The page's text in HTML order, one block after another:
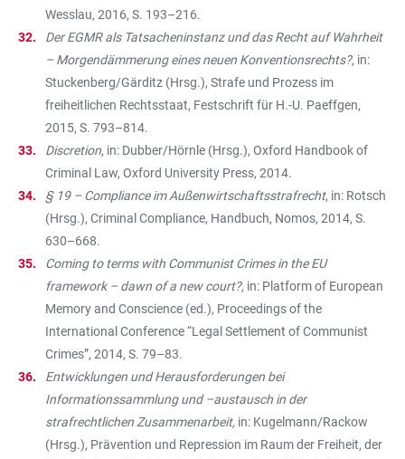
Wesslau, 2016, S. 193–216.
Der EGMR als Tatsacheninstanz und das Recht auf Wahrheit
– Morgendämmerung eines neuen Konventionsrechts?, in:
Stuckenberg/Gärditz (Hrsg.), Strafe und Prozess im
freiheitlichen Rechtsstaat, Festschrift für H.-U. Paeffgen,
2015, S. 793–814.
Discretion, in: Dubber/Hörnle (Hrsg.), Oxford Handbook of
Criminal Law, Oxford University Press, 2014.
§ 19 – Compliance im Außenwirtschaftsstrafrecht, in: Rotsch
(Hrsg.), Criminal Compliance, Handbuch, Nomos, 2014, S.
630–668.
Coming to terms with Communist Crimes in the EU
framework – dawn of a new court?, in: Platform of European
Memory and Conscience (ed.), Proceedings of the
International Conference “Legal Settlement of Communist
Crimes”, 2014, S. 79–83.
Entwicklungen und Herausforderungen bei
Informationssammlung und –austausch in der
strafrechtlichen Zusammenarbeit, in: Kugelmann/Rackow
(Hrsg.), Prävention und Repression im Raum der Freiheit, der